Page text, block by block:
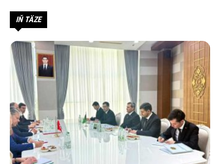
IŇ TÄZE